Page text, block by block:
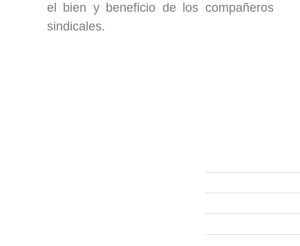
el bien y beneficio de los compañeros
sindicales.
Webmail
Zamora
Yantzaza
Centinela del Cóndor